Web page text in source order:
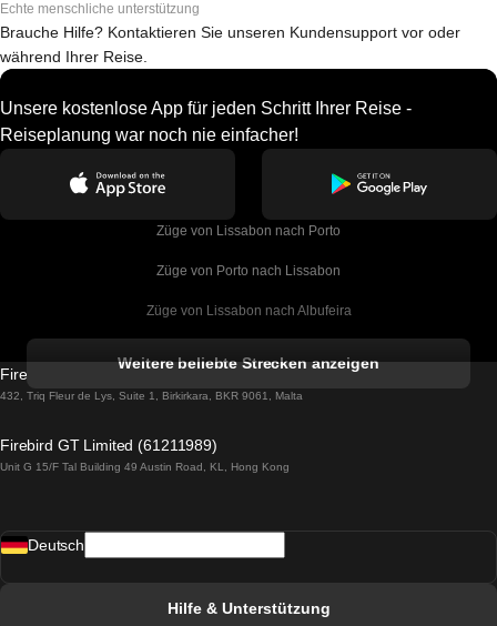
Echte menschliche unterstützung
Brauche Hilfe? Kontaktieren Sie unseren Kundensupport vor oder
während Ihrer Reise.
Unsere kostenlose App für jeden Schritt Ihrer Reise -
Reiseplanung war noch nie einfacher!
Züge von Lissabon nach Porto
Züge von Porto nach Lissabon
Züge von Lissabon nach Albufeira
Züge von Lissabon nach Lagos
Züge von Lissabon nach Madrid
Weitere beliebte Strecken anzeigen
Firebird GT Limited (OC 1451)
432, Triq Fleur de Lys, Suite 1, Birkirkara, BKR 9061, Malta
Firebird GT Limited (61211989)
Unit G 15/F Tal Building 49 Austin Road, KL, Hong Kong
Deutsch
Hilfe & Unterstützung